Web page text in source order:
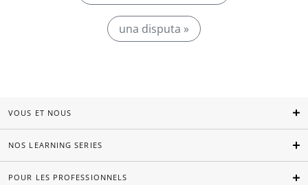
una disputa »
VOUS ET NOUS
NOS LEARNING SERIES
POUR LES PROFESSIONNELS